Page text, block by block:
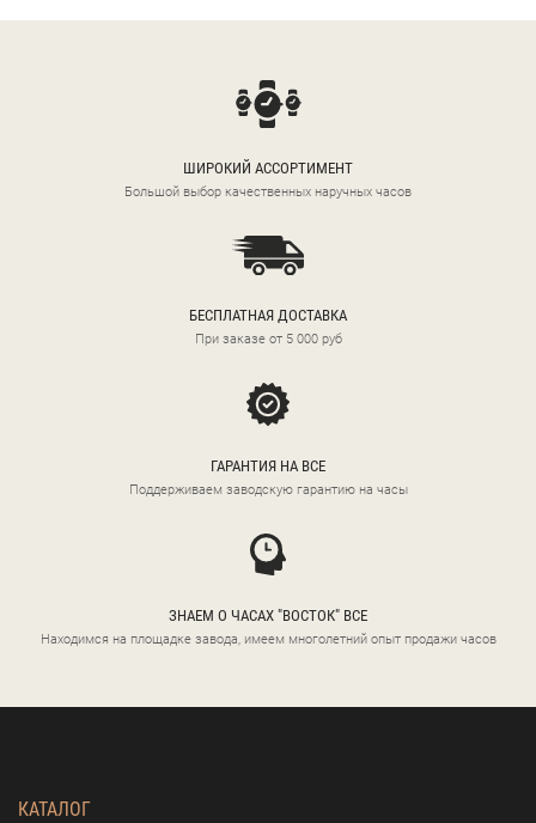
ШИРОКИЙ АССОРТИМЕНТ
Большой выбор качественных наручных часов
БЕСПЛАТНАЯ ДОСТАВКА
При заказе от 5 000 руб
ГАРАНТИЯ НА ВСЕ
Поддерживаем заводскую гарантию на часы
ЗНАЕМ О ЧАСАХ "ВОСТОК" ВСЕ
Находимся на площадке завода, имеем многолетний опыт продажи часов
КАТАЛОГ